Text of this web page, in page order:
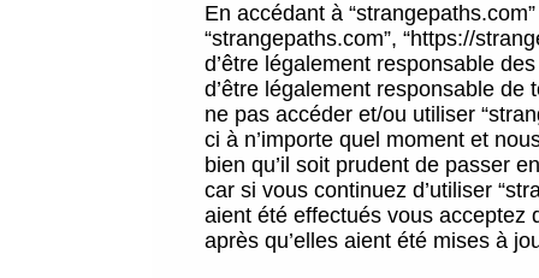
En accédant à
“strangepaths.com”, “https://
d’être légalement responsable
d’être légalement responsable
ne pas accéder et/ou utiliser
ci à n’importe quel moment et
bien qu’il soit prudent de passer
car si vous continuez d’utiliser
aient été effectués vous acceptez
après qu’elles aient été mises à